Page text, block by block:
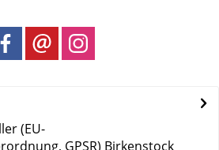
(EU-
GPSR) Birkenstock